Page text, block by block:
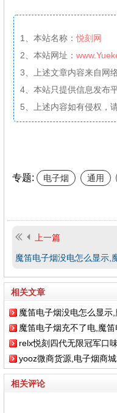
1、本站名称：悦刻网
2、本站网址：
3、上述文章内容来自网
4、本站只提供信息发布
5、上述内容如有侵权，
专题: 电子烟 通用
上一篇
魔笛电子烟没电怎么显示,
相关文章
魔笛电子烟没电怎么显示
魔笛电子烟充不了电,魔
relx悦刻四代无限冠军口
yooz微商货源,电子烟商
相关评论